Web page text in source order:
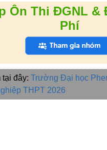
Ôn Thi ĐGNL &
Phí
tại đây: Trường Đại học
THPT 2026